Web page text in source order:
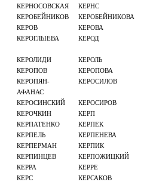
КЕРНОСОВСКАЯ
КЕРНС
КЕРОБЕЙНИКОВ
КЕРОБЕЙНИКОВА
КЕРОВ
КЕРОВА
КЕРОГЛЫЕВА КЕРОД
КЕРОЛИДИ
КЕРОЛЬ
КЕРОПОВ
КЕРОПОВА
КЕРОПЯН-
АФАНАС
КЕРОСИЛОВ
КЕРОСИНСКИЙ
КЕРОСИРОВ
КЕРОЧКИН
КЕРП
КЕРПАТЕНКО
КЕРПЕК
КЕРПЕЛЬ
КЕРПЕНЕВА
КЕРПЕРМАН
КЕРПИК
КЕРПИНЦЕВ
КЕРПОЖИЦКИЙ
КЕРРА
КЕРРЕ
КЕРС
КЕРСАКОВ